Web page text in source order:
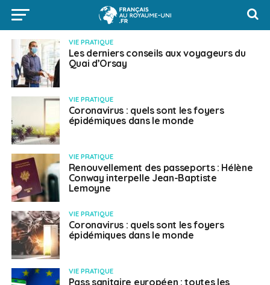
VIE PRATIQUE
Les derniers conseils aux voyageurs du
Quai d’Orsay
VIE PRATIQUE
Coronavirus : quels sont les foyers
épidémiques dans le monde
VIE PRATIQUE
Renouvellement des passeports : Hélène
Conway interpelle Jean-Baptiste
Lemoyne
VIE PRATIQUE
Coronavirus : quels sont les foyers
épidémiques dans le monde
VIE PRATIQUE
Pass sanitaire européen : toutes les